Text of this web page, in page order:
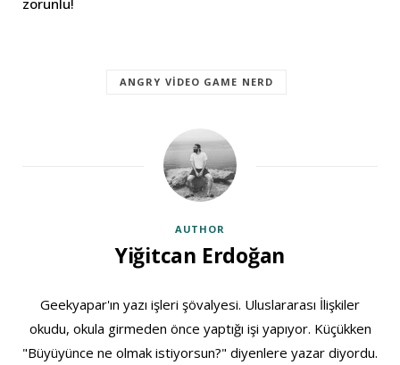
ANGRY VIDEO GAME NERD
AUTHOR
Yiğitcan Erdoğan
Geekyapar'ın yazı işleri şövalyesi. Uluslararası İlişkiler
okudu, okula girmeden önce yaptığı işi yapıyor. Küçükken
"Büyüyünce ne olmak istiyorsun?" diyenlere yazar diyordu.